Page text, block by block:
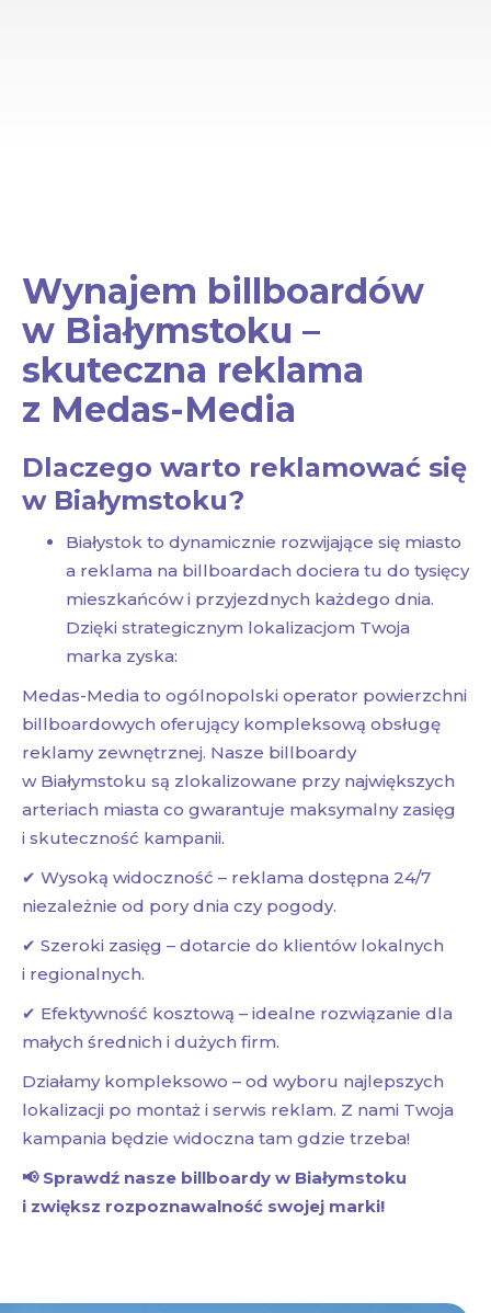
Wynajem billboardów
w Białymstoku –
skuteczna reklama
z Medas-Media
Dlaczego warto reklamować się
w Białymstoku?
Białystok to dynamicznie rozwijające się miasto
a reklama na billboardach dociera tu do tysięcy
mieszkańców i przyjezdnych każdego dnia.
Dzięki strategicznym lokalizacjom Twoja
marka zyska:
Medas-Media to ogólnopolski operator powierzchni
billboardowych oferujący kompleksową obsługę
reklamy zewnętrznej. Nasze billboardy
w Białymstoku są zlokalizowane przy największych
arteriach miasta co gwarantuje maksymalny zasięg
i skuteczność kampanii.
✔ Wysoką widoczność – reklama dostępna 24/7
niezależnie od pory dnia czy pogody.
✔ Szeroki zasięg – dotarcie do klientów lokalnych
i regionalnych.
✔ Efektywność kosztową – idealne rozwiązanie dla
małych średnich i dużych firm.
Działamy kompleksowo – od wyboru najlepszych
lokalizacji po montaż i serwis reklam. Z nami Twoja
kampania będzie widoczna tam gdzie trzeba!
📢 Sprawdź nasze billboardy w Białymstoku
i zwiększ rozpoznawalność swojej marki!